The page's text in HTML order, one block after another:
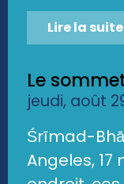
Lire la suite
Le
jeudi, août
Śrīmad-
Angeles, 17